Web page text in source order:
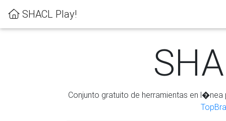
SHACL Play!
Conjunto gratuito de herramientas en